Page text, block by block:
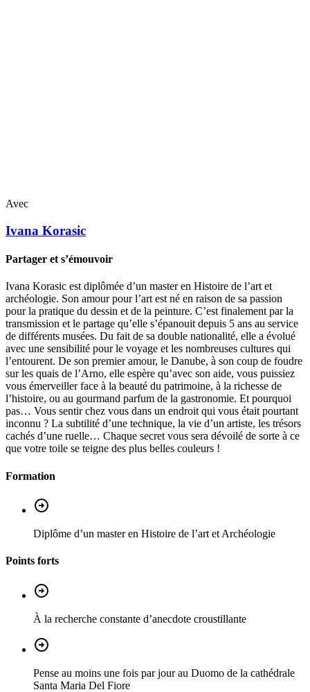
Avec
Ivana Korasic
Partager et s’émouvoir
Ivana Korasic est diplômée d’un master en Histoire de l’art et
archéologie. Son amour pour l’art est né en raison de sa passion
pour la pratique du dessin et de la peinture. C’est finalement par la
transmission et le partage qu’elle s’épanouit depuis 5 ans au service
de différents musées. Du fait de sa double nationalité, elle a évolué
avec une sensibilité pour le voyage et les nombreuses cultures qui
l’entourent. De son premier amour, le Danube, à son coup de foudre
sur les quais de l’Arno, elle espère qu’avec son aide, vous puissiez
vous émerveiller face à la beauté du patrimoine, à la richesse de
l’histoire, ou au gourmand parfum de la gastronomie. Et pourquoi
pas… Vous sentir chez vous dans un endroit qui vous était pourtant
inconnu ? La subtilité d’une technique, la vie d’un artiste, les trésors
cachés d’une ruelle… Chaque secret vous sera dévoilé de sorte à ce
que votre toile se teigne des plus belles couleurs !
Formation
Diplôme d’un master en Histoire de l’art et Archéologie
Points forts
À la recherche constante d’anecdote croustillante
Pense au moins une fois par jour au Duomo de la cathédrale
Santa Maria Del Fiore